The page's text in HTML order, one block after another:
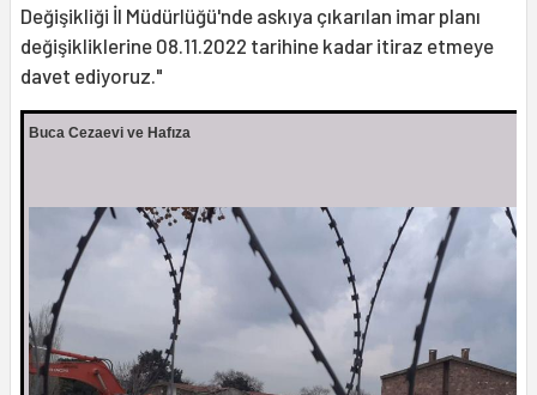
Değişikliği İl Müdürlüğü'nde askıya çıkarılan imar planı
değişikliklerine 08.11.2022 tarihine kadar itiraz etmeye
davet ediyoruz."
Buca Cezaevi ve Hafıza